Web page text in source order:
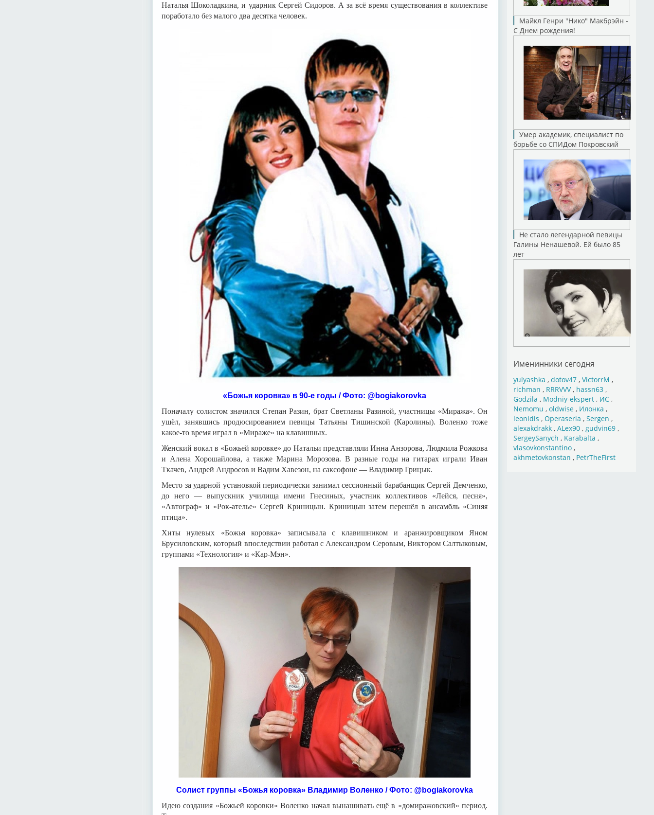
Наталья Шоколадкина, и ударник Сергей Сидоров. А за всё время существования в коллективе
поработало без малого два десятка человек.
«Божья коровка» в 90-е годы / Фото: @bogiakorovka
Поначалу солистом значился Степан Разин, брат Светланы Разиной, участницы «Миража». Он
ушёл, занявшись продюсированием певицы Татьяны Тишинской (Каролины). Воленко тоже
какое-то время играл в «Мираже» на клавишных.
Женский вокал в «Божьей коровке» до Натальи представляли Инна Анзорова, Людмила Рожкова
и Алена Хорошайлова, а также Марина Морозова. В разные годы на гитарах играли Иван
Ткачев, Андрей Андросов и Вадим Хавезон, на саксофоне — Владимир Грицык.
Место за ударной установкой периодически занимал сессионный барабанщик Сергей Демченко,
до него — выпускник училища имени Гнесиных, участник коллективов «Лейся, песня»,
«Автограф» и «Рок-ателье» Сергей Криницын. Криницын затем перешёл в ансамбль «Синяя
птица».
Хиты нулевых «Божья коровка» записывала с клавишником и аранжировщиком Яном
Брусиловским, который впоследствии работал с Александром Серовым, Виктором Салтыковым,
группами «Технология» и «Кар-Мэн».
Cолист группы «Божья коровка» Владимир Воленко / Фото: @bogiakorovka
Идею создания «Божьей коровки» Воленко начал вынашивать ещё в «домиражовский» период.
Майкл Генри "Нико" Макбрэйн -
С Днем рождения!
Умер академик, специалист по
борьбе со СПИДом Покровский
Не стало легендарной певицы
Галины Ненашевой. Ей было 85
лет
Именинники сегодня
yulyashka , dotov47, VictorrM ,
richman , RRRVVV, hassn63,
Godzila , Modniy-ekspert, ИС,
Nemomu , oldwise, Илонка ,
leonidis , Operaseria , Sergen ,
alexakdrakk, ALex90, gudvin69,
SergeySanych , Karabalta ,
vlasovkonstantino,
akhmetovkonstan , PetrTheFirst